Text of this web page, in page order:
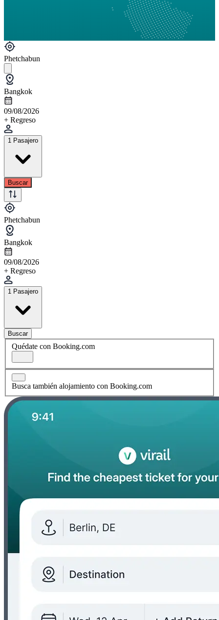
Phetchabun
Bangkok
09/08/2026
+ Regreso
1 Pasajero
Buscar
Phetchabun
Bangkok
09/08/2026
+ Regreso
1 Pasajero
Buscar
Quédate con Booking.com
Busca también alojamiento con Booking.com